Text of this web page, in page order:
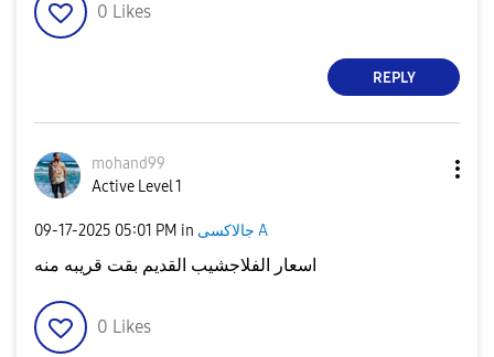
0 Likes
REPLY
mohand99
Active Level 1
‎09-17-2025 05:01 PM in جالاكسى A
اسعار الفلاجشيب القديم بقت قريبه منه
0 Likes